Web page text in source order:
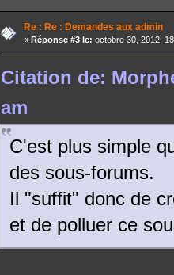
Re : Re : Demandes aux admin
« Réponse #3 le: octobre 30, 2012,
Citation de:
am
C'est plus simple
des sous-forums.
Il "suffit" donc de
et de polluer ce